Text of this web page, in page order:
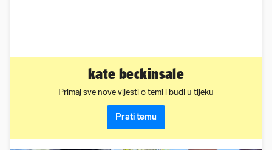
kate beckinsale
Primaj sve nove vijesti o temi i budi u tijeku
Prati temu